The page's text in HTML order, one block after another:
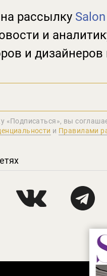
рассылку
и
и дизайнеров
«Подписаться», вы
и Правилами